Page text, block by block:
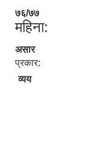
७६/७७
महिना:
असार
प्रकार:
व्यय